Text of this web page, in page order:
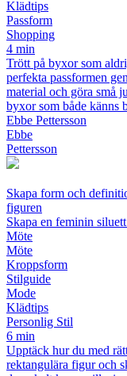
Klädtips
Passform
Shopping
4 min
Trött på byxor som
perfekta passformen
material och göra små
byxor som både känns
Ebbe Pettersson
Ebbe
Pettersson
Skapa form och
figuren
Skapa en feminin
Möte
Möte
Kroppsform
Stilguide
Mode
Klädtips
Personlig Stil
6 min
Upptäck hur du med
rektangulära figur och